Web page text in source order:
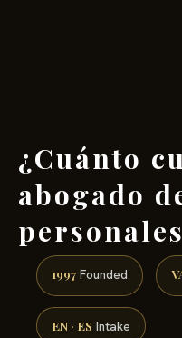
¿Cuánto
abogado
1997 Founded
EN · ES Intake